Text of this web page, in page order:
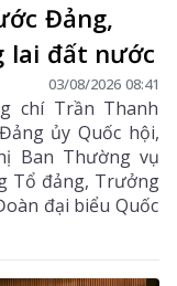
Đảng,
lai đất nước
03/08/2026 08:41
chí Trần Thanh
ủy Quốc hội,
Ban Thường vụ
Tổ đảng, Trưởng
đại biểu Quốc